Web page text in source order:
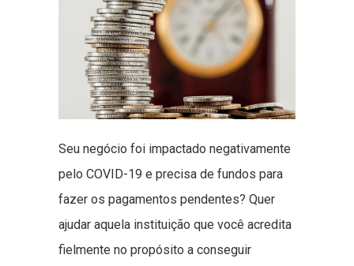
Seu negócio foi impactado negativamente
pelo COVID-19 e precisa de fundos para
fazer os pagamentos pendentes? Quer
ajudar aquela instituição que você acredita
fielmente no propósito a conseguir